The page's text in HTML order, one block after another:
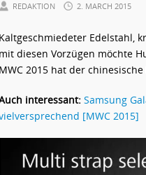
REDAKTION 2. MARCH 2015
Kaltgeschmiedeter Edelstahl,
mit diesen Vorzügen möchte
MWC 2015 hat der
interessant: Samsung
[MWC 2015]